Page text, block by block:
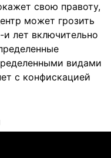
свою правоту,
может грозить
лет включительно
видами
с конфискацией